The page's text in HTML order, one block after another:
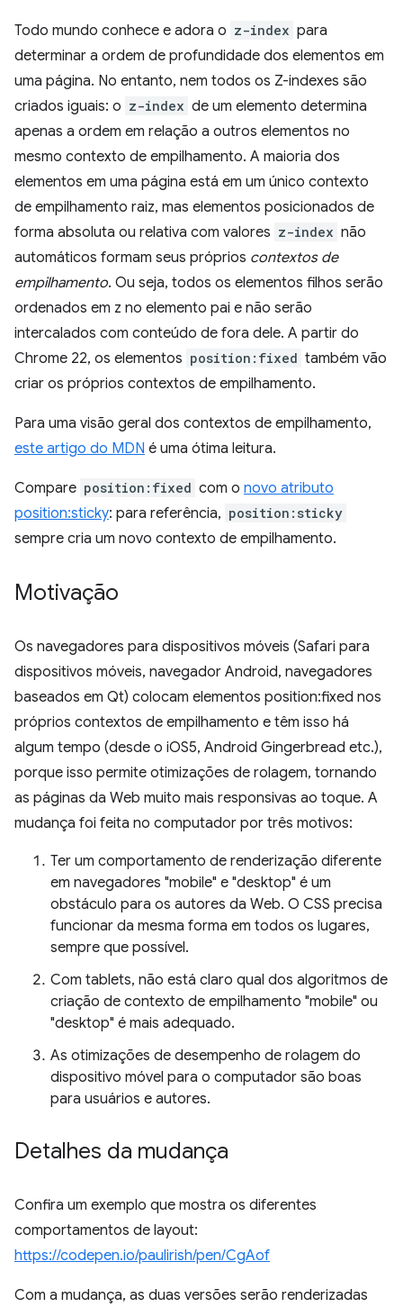
Todo mundo conhece e adora o z-index para
determinar a ordem de profundidade dos elementos em
uma página. No entanto, nem todos os Z-indexes são
criados iguais: o z-index de um elemento determina
apenas a ordem em relação a outros elementos no
mesmo contexto de empilhamento. A maioria dos
elementos em uma página está em um único contexto
de empilhamento raiz, mas elementos posicionados de
forma absoluta ou relativa com valores z-index não
automáticos formam seus próprios contextos de
empilhamento. Ou seja, todos os elementos filhos serão
ordenados em z no elemento pai e não serão
intercalados com conteúdo de fora dele. A partir do
Chrome 22, os elementos position:fixed também vão
criar os próprios contextos de empilhamento.
Para uma visão geral dos contextos de empilhamento,
este artigo do MDN é uma ótima leitura.
Compare position:fixed com o novo atributo
position:sticky: para referência, position:sticky
sempre cria um novo contexto de empilhamento.
Motivação
Os navegadores para dispositivos móveis (Safari para
dispositivos móveis, navegador Android, navegadores
baseados em Qt) colocam elementos position:fixed nos
próprios contextos de empilhamento e têm isso há
algum tempo (desde o iOS5, Android Gingerbread etc.),
porque isso permite otimizações de rolagem, tornando
as páginas da Web muito mais responsivas ao toque. A
mudança foi feita no computador por três motivos:
Ter um comportamento de renderização diferente
em navegadores "mobile" e "desktop" é um
obstáculo para os autores da Web. O CSS precisa
funcionar da mesma forma em todos os lugares,
sempre que possível.
Com tablets, não está claro qual dos algoritmos de
criação de contexto de empilhamento "mobile" ou
"desktop" é mais adequado.
As otimizações de desempenho de rolagem do
dispositivo móvel para o computador são boas
para usuários e autores.
Detalhes da mudança
Confira um exemplo que mostra os diferentes
comportamentos de layout:
https://codepen.io/paulirish/pen/CgAof
Com a mudança, as duas versões serão renderizadas